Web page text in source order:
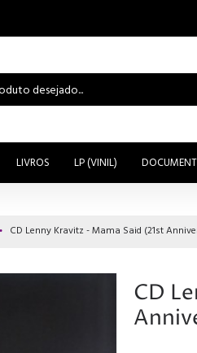
LIVROS LP (VINIL)
CD Lenny Kravitz - Mama Said (21st
CD